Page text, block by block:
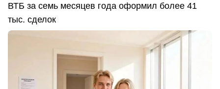
ВТБ за семь месяцев года оформил более 41
тыс. сделок